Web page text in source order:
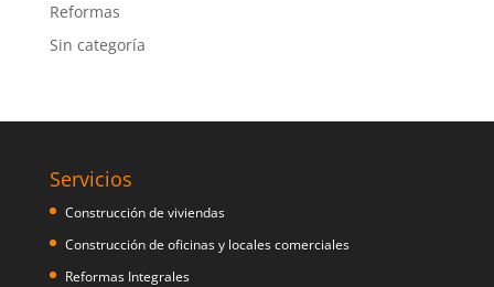
Reformas
Sin categoría
Servicios
Construcción de viviendas
Construcción de oficinas y locales comerciales
Reformas Integrales